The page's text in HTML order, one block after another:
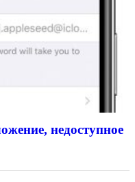
недоступное